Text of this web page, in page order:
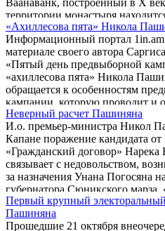
Ваанаванк, построенный в X
территории монастыря
усыпальница правителей
армянского государства -
царства. К сожалению, в 1407
местах произошло сильное
результате которого
сооружения были разрушены, а
монастырская братия ушла. С
осиротевшем Ваанаванке не
служб, и только с 1 апреля 2017
«Ахиллесова пята» Никола
Информационный портал 1in.am
материале своего автора
«Пятый день предвыборной
«ахиллесова пята» Никола
обращается к особенностям
кампании, которую проводит
министра Армении для блока
отмечая ее противоречивость и
рациональных программ.
вниманию читателей фрагмент
Неверный расчет Пашиняна
И.о. премьер-министра Никол
Капане поражение кандидата от
«Гражданский договор» Нарека
связывает с недовольством,
за назначения Унана Погосяна
губернатора Сюникского марза.
в этом случае я исключаю,
естественно, по опросам знали
наоборот – во второй части
Первый крупный
Пашиняна
Прошедшие 21 октября